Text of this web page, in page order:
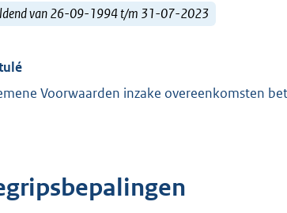
van 26-09-1994 t/m 31-07-2023
Voorwaarden inzake overeenkomsten